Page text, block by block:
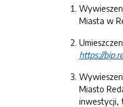
Miasta w
https://
Miasto
inwestycji,